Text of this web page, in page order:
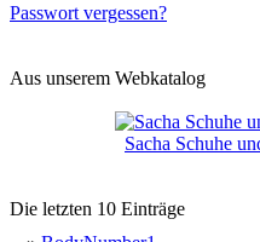
Passwort vergessen?
Aus unserem Webkatalog
Sacha Schuhe
Die letzten 10 Einträge